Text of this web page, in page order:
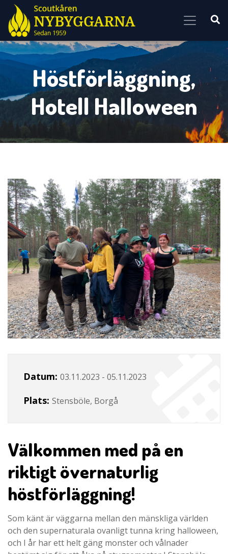
Skip to content
Höstförläggning,
Hotell Halloween
Datum: 03.11.2023 - 05.11.2023
Plats: Stensböle, Borgå
Välkommen med på en
riktigt övernaturlig
höstförläggning!
Som känt är väggarna mellan den mänskliga världen
och den supernaturala ovanligt tunna kring halloween,
och I år har ett helt gäng monster och vålnader